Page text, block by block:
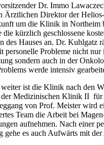
Dr. Immo
Ärztlichen Direktor der
um die Klinik in Northeim
die kürzlich geschlossene
des Hauses an. Dr. Kuhlgatz
personelle Probleme nicht nur
sondern auch in der
werde intensiv
ist die Klinik nach den
Medizinischen Klinik II für
von Prof. Meister wird
Team die Arbeit bei
aufnehmen. Nach einer
gehe es auch Aufwärts mit